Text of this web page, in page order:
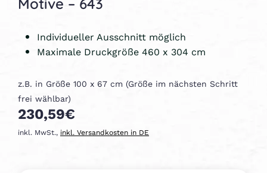
Individueller Ausschnitt möglich
Maximale Druckgröße 460 x 304 cm
z.B. in Größe 100 x 67 cm (Größe im nächsten Schritt
frei wählbar)
230,59€
inkl. MwSt., inkl. Versandkosten in DE